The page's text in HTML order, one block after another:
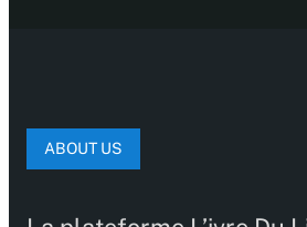
ABOUT US